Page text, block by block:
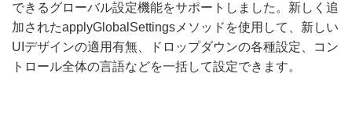
できるグローバル設定機能をサポートしました。新しく追
加されたapplyGlobalSettingsメソッドを使用して、新しい
UIデザインの適用有無、ドロップダウンの各種設定、コン
トロール全体の言語などを一括して設定できます。